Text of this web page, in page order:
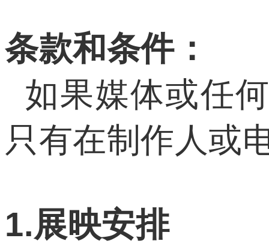
条款和条件：
如果媒体或任
只有在制作人或
1.展映安排